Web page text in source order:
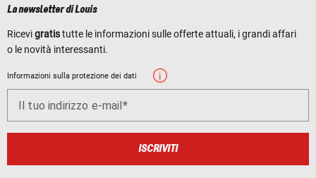
La newsletter di Louis
Ricevigratistutte le informazioni sulle offerte attuali, i grandi affari
o le novità interessanti.
Informazioni sulla protezione dei dati
Il tuo indirizzo e-mail
ISCRIVITI